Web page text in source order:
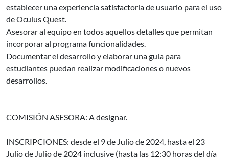
establecer una experiencia satisfactoria de usuario para el uso
de Oculus Quest.
Asesorar al equipo en todos aquellos detalles que permitan
incorporar al programa funcionalidades.
Documentar el desarrollo y elaborar una guía para
estudiantes puedan realizar modificaciones o nuevos
desarrollos.
COMISIÓN ASESORA: A designar.
INSCRIPCIONES: desde el 9 de Julio de 2024, hasta el 23
Julio de Julio de 2024 inclusive (hasta las 12:30 horas del día